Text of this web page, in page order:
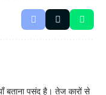
बताना पसंद है। तेज कारों से